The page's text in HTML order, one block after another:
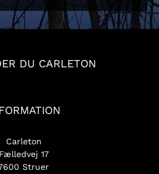
DU CARLETON
Carleton
Fælledvej 17
Struer